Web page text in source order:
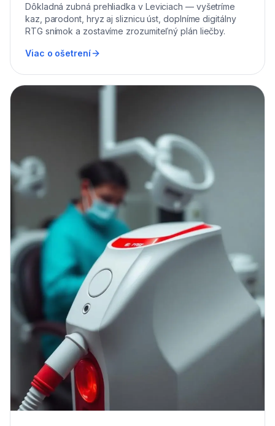
Dôkladná zubná prehliadka v Leviciach — vyšetríme
kaz, parodont, hryz aj sliznicu úst, doplníme digitálny
RTG snímok a zostavíme zrozumiteľný plán liečby.
Viac o ošetrení